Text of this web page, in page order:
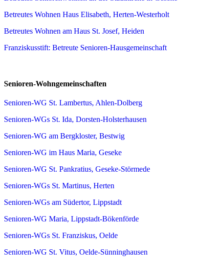
Betreutes Wohnen Haus Elisabeth, Herten-Westerholt
Betreutes Wohnen am Haus St. Josef, Heiden
Franziskusstift: Betreute Senioren-Hausgemeinschaft
Senioren-Wohngemeinschaften
Senioren-WG St. Lambertus, Ahlen-Dolberg
Senioren-WGs St. Ida, Dorsten-Holsterhausen
Senioren-WG am Bergkloster, Bestwig
Senioren-WG im Haus Maria, Geseke
Senioren-WG St. Pankratius, Geseke-Störmede
Senioren-WGs St. Martinus, Herten
Senioren-WGs am Südertor, Lippstadt
Senioren-WG Maria, Lippstadt-Bökenförde
Senioren-WGs St. Franziskus, Oelde
Senioren-WG St. Vitus, Oelde-Sünninghausen